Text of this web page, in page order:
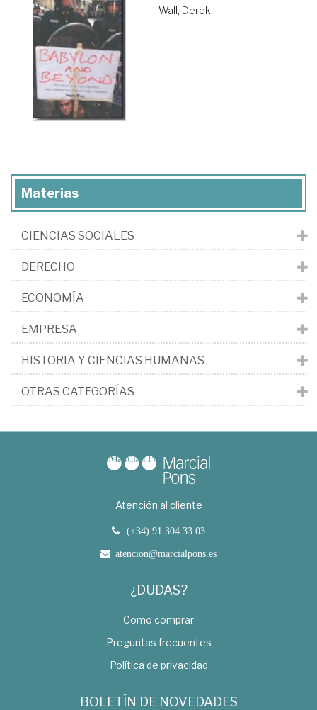
Wall, Derek
Materias
CIENCIAS SOCIALES
DERECHO
ECONOMÍA
EMPRESA
HISTORIA Y CIENCIAS HUMANAS
OTRAS CATEGORÍAS
Atención al cliente
(+34) 91 304 33 03
atencion@marcialpons.es
¿DUDAS?
Como comprar
Preguntas frecuentes
Política de privacidad
BOLETÍN DE NOVEDADES